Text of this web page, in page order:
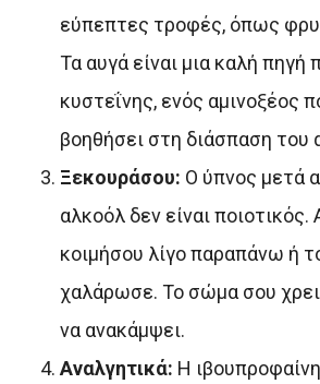
εύπεπτες τροφές, όπως
Τα αυγά είναι μια καλή πηγή
κυστεΐνης, ενός αμινοξέος
βοηθήσει στη διάσπαση του
Ξεκουράσου: Ο ύπνος μετά
αλκοόλ δεν είναι ποιοτικός.
κοιμήσου λίγο παραπάνω ή
χαλάρωσε. Το σώμα σου
να ανακάμψει.
Αναλγητικά: Η